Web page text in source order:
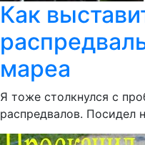
Как
мареа
Я тоже столкнулся с
распредвалов. Посидел